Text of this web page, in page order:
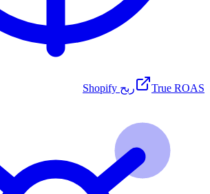
True ROAS ربح Shopify